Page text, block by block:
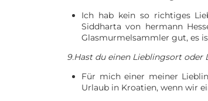
Ich hab kein so richtiges
Siddharta von hermann
Glasmurmelsammler gut, es
9.Hast du einen Lieblingsort oder
Für mich einer meiner
Urlaub in Kroatien, wenn wir